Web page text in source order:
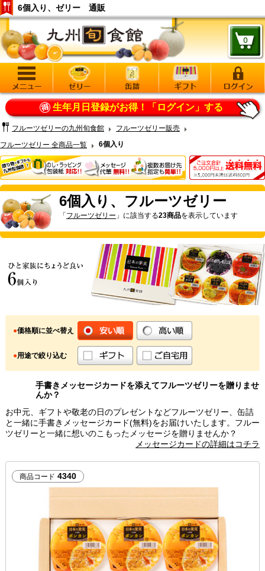
6個入り、ゼリー 通販
生年月日登録がお得！ 「ログイン」する
フルーツゼリーの九州旬食館
フルーツゼリー販売
フルーツゼリー 全商品一覧
6個入り
6個入り、フルーツゼリー
「フルーツゼリー 」に該当する23商品を表示しています
●価格順に並べ替え
●用途で絞り込む
手書きメッセージカードを添えてフルーツゼリーを贈りませ
んか？
お中元、ギフトや敬老の日のプレゼントなどフルーツゼリー、缶詰
と一緒に手書きメッセージカード(無料)をお届けいたします。フルー
ツゼリーと一緒に想いのこもったメッセージを贈りませんか？
メッセージカードの詳細はコチラ
商品コード 4340